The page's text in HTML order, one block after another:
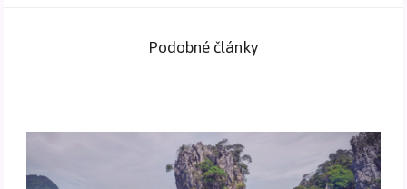
Podobné články